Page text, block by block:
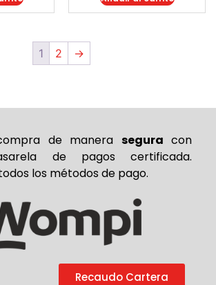
1 2 →
de manera segura con
de pagos certificada.
los métodos de pago.
Recaudo Cartera